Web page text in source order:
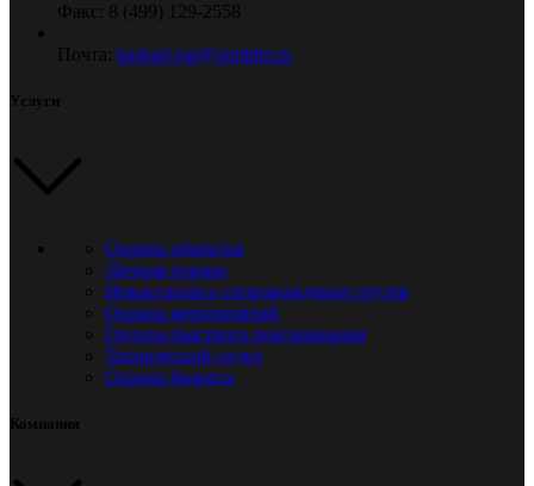
Факс: 8 (499) 129-2558
Почта: kaskad-rsp@rambler.ru
Услуги
Охрана объектов
Личная охрана
Инкассация и сопровождение грузов
Охрана мероприятий
Группы быстрого реагирования
Технический отдел
Охрана бизнеса
Компания